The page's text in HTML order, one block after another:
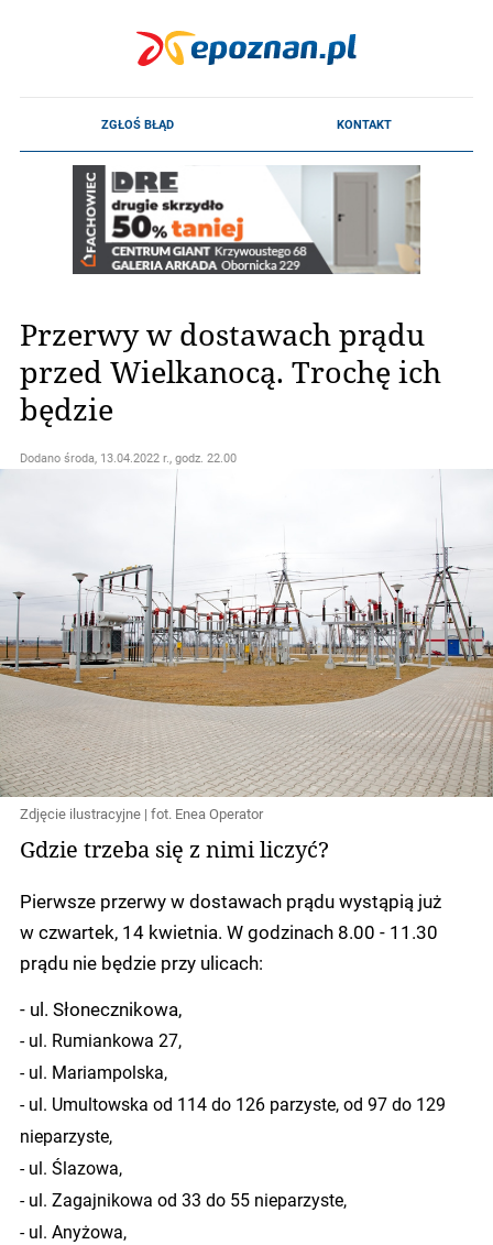
Przerwy w dostawach prądu
przed Wielkanocą. Trochę ich
będzie
Dodano środa, 13.04.2022 r., godz. 22.00
Zdjęcie ilustracyjne | fot. Enea Operator
Gdzie trzeba się z nimi liczyć?
Pierwsze przerwy w dostawach prądu wystąpią już
w czwartek, 14 kwietnia. W godzinach 8.00 - 11.30
prądu nie będzie przy ulicach:
- ul. Słonecznikowa,
- ul. Rumiankowa 27,
- ul. Mariampolska,
- ul. Umultowska od 114 do 126 parzyste, od 97 do 129
nieparzyste,
- ul. Ślazowa,
- ul. Zagajnikowa od 33 do 55 nieparzyste,
- ul. Anyżowa,